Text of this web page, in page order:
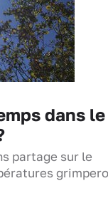
dans le
partage sur le